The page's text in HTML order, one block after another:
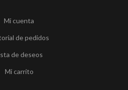
Mi cuenta
de pedidos
de deseos
Mi carrito